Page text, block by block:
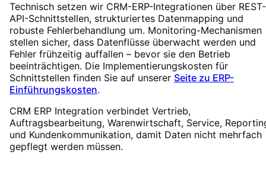
Technisch setzen wir CRM-ERP-Integrationen über REST-
API-Schnittstellen, strukturiertes Datenmapping und
robuste Fehlerbehandlung um. Monitoring-Mechanismen
stellen sicher, dass Datenflüsse überwacht werden und
Fehler frühzeitig auffallen – bevor sie den Betrieb
beeinträchtigen. Die Implementierungskosten für
Schnittstellen finden Sie auf unserer Seite zu ERP-
Einführungskosten.
CRM ERP Integration verbindet Vertrieb,
Auftragsbearbeitung, Warenwirtschaft, Service,
und Kundenkommunikation, damit Daten nicht mehrfach
gepflegt werden müssen.